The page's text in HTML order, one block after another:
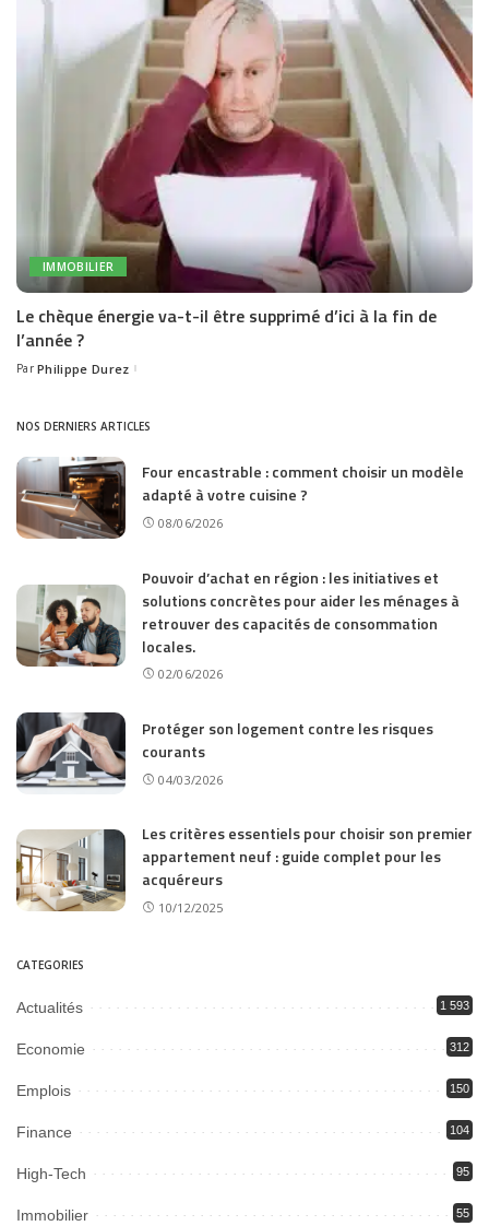
IMMOBILIER
Le chèque énergie va-t-il être supprimé d’ici à la fin de
l’année ?
Posted
Par Philippe Durez
NOS DERNIERS ARTICLES
Four encastrable : comment choisir un modèle
adapté à votre cuisine ?
08/06/2026
Pouvoir d’achat en région : les initiatives et
solutions concrètes pour aider les ménages à
retrouver des capacités de consommation
locales.
02/06/2026
Protéger son logement contre les risques
courants
04/03/2026
Les critères essentiels pour choisir son premier
appartement neuf : guide complet pour les
acquéreurs
10/12/2025
CATEGORIES
Actualités 1 593
Economie 312
Emplois 150
Finance 104
High-Tech 95
Immobilier 55